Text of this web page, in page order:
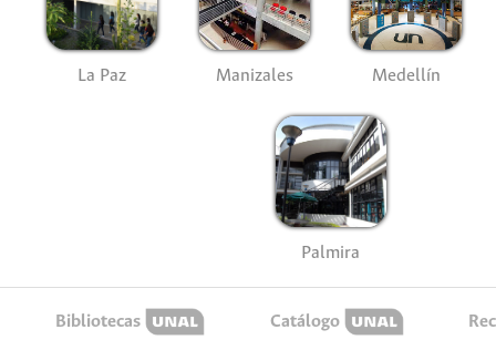
La Paz Manizales Medellín
Palmira
Bibliotecas Catálogo